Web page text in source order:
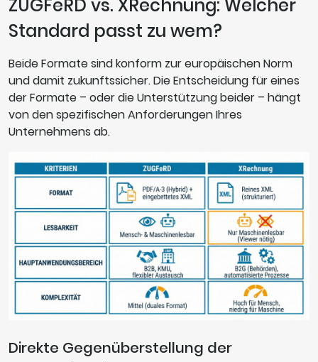
ZUGFeRD vs. XRechnung: Welcher
Standard passt zu wem?
Beide Formate sind konform zur europäischen Norm
und damit zukunftssicher. Die Entscheidung für eines
der Formate – oder die Unterstützung beider – hängt
von den spezifischen Anforderungen Ihres
Unternehmens ab.
Direkte Gegenüberstellung der